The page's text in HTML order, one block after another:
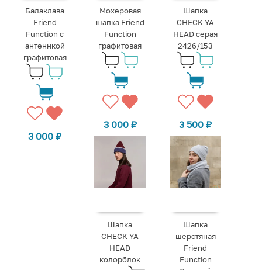
Балаклава
Friend
Function с
антеннкой
графитовая
3 000₽
Мохеровая
шапка Friend
Function
графитовая
3 000 ₽
Шапка
CHECK YA
HEAD серая
2426/153
3 500₽
Шапка
CHECK YA
HEAD
колорблок
Шапка
шерстяная
Friend
Function